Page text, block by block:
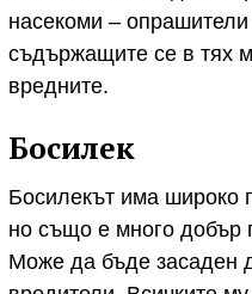
насекоми –
съдържащите се в тях
вредните.
Босилек
Босилекът има широко
но също е много добър
Може да бъде засаден